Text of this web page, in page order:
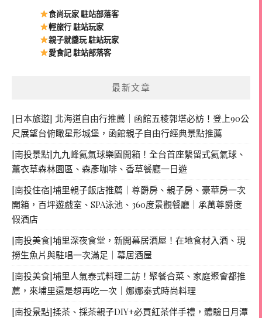
食尚玩家 駐站部落客
輕旅行 駐站玩家
親子就醬玩 駐站玩家
愛食記 駐站部落客
最新文章
[日本旅遊] 北海道自由行推薦｜函館五稜郭塔必訪！登上90公
尺展望台俯瞰星形城堡，函館親子自由行經典景點推薦
[南投景點]九九峰氦氣球樂園開箱！全台首座繫留式氦氣球、
薰衣草森林園區、森彥咖啡、香草餐廳一日遊
[南投住宿]埔里親子飯店推薦｜尊爵房、親子房、豪華房一次
開箱，百坪遊戲室、SPA泳池、360度景觀餐廳｜承萬尊爵度
假酒店
[南投美食]埔里深夜食堂，新開幕居酒屋！在地食材入酒、現
撈生魚片與駐唱一次滿足｜幕居酒屋
[南投美食]埔里人氣泰式料理二訪！聚餐合菜、家庭聚會都推
薦，來埔里還是想再吃一次｜娜娜泰式時尚料理
[南投景點]揉茶、採茶親子DIY+必買紅茶伴手禮，體驗日月潭